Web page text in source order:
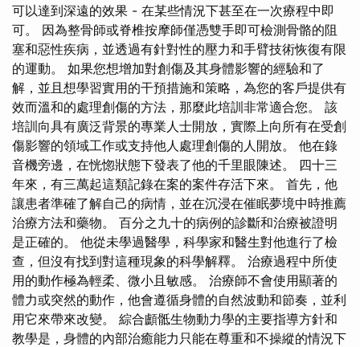
可以達到深遠的效果 - 在某些情況下甚至在一次療程中即
可。 因為整骨師或脊椎按摩師僅憑雙手即可檢測骨骼的阻
塞和惡性疾病，並透過有針對性的壓力和手臂技術恢復有限
的運動。 如果您想增加對創傷及其身體影響的經驗和了
解，並且想學習實用的干預措施和策略，為您的客戶提供有
效而溫和的處理創傷的方法，那麼此培訓非常適合您。 該
培訓向具有廣泛背景的專業人士開放，實際上向所有在受創
傷影響的領域工作或支持他人處理創傷的人開放。 他在錄
音機旁邊，在恍惚狀態下發表了他的千里眼陳述。 四十三
年來，有三萬起這類記錄在案的案件存活下來。 首先，他
讓患者準確了解自己的病情，並在沉浸在催眠夢境中時推薦
治療方法和藥物。 百分之九十的病例的診斷和治療被證明
是正確的。 他從未學過醫學，科學家和醫生對他進行了檢
查，但沒有找到對這種現象的科學解釋。 治療過程中所使
用的動作極為輕柔、微小且敏感。 治療師不會使用顯著的
體力或突然的動作，他會遵循身體的自然波動和節奏，並利
用它來帶來改變。 綜合顱骶生物動力學的主要指導方針和
教學是，身體的內部治癒能力只能在尊重和不操縱的情況下